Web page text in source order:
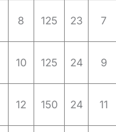
8 125 23 7
10 125 24 9
12 150 24 11